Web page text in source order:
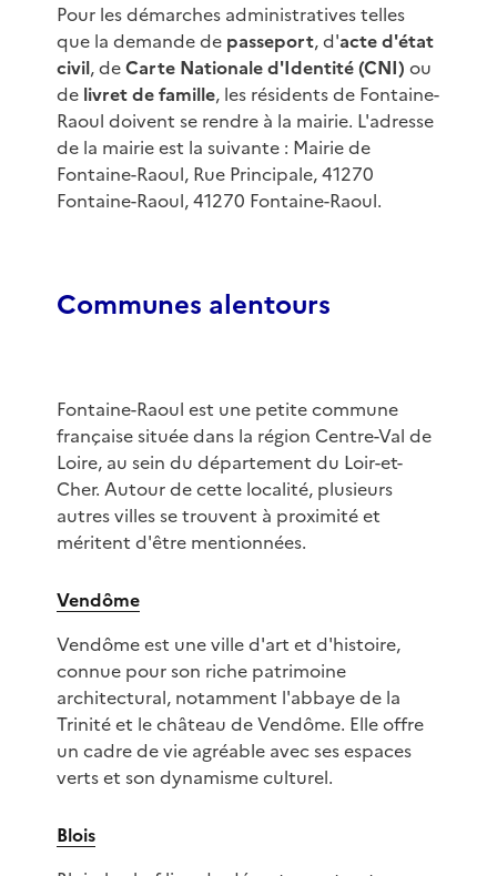
Pour les démarches administratives telles
que la demande de passeport, d'acte d'état
civil, deCarte Nationale d'Identité (CNI) ou
de livret de famille, les résidents de Fontaine-
Raoul doivent se rendre à la mairie. L'adresse
de la mairie est la suivante : Mairie de
Fontaine-Raoul, Rue Principale, 41270
Fontaine-Raoul, 41270 Fontaine-Raoul.
Communes alentours
Fontaine-Raoul est une petite commune
française située dans la région Centre-Val de
Loire, au sein du département du Loir-et-
Cher. Autour de cette localité, plusieurs
autres villes se trouvent à proximité et
méritent d'être mentionnées.
Vendôme
Vendôme est une ville d'art et d'histoire,
connue pour son riche patrimoine
architectural, notamment l'abbaye de la
Trinité et le château de Vendôme. Elle offre
un cadre de vie agréable avec ses espaces
verts et son dynamisme culturel.
Blois